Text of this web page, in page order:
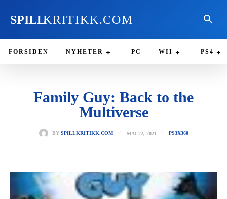
SPILLKRITIKK.COM
FORSIDEN NYHETER PC WII PS4
Family Guy: Back to the
Multiverse
BY SPILLKRITIKK.COM MAI 22, 2021 PS3X360